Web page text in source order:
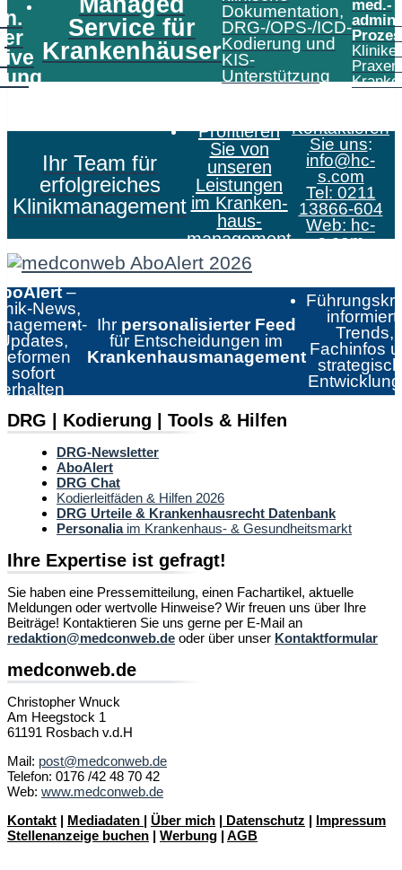
Service für
Krankenhäuser
Dokumentation,
DRG-/OPS-/ICD-
Kodierung und
KIS-
Unterstützung
med.-
Ihr Team für
erfolgreiches
Klinikmanagement
Profitieren
Sie von
unseren
Leistungen
im Kranken­
haus­
management
Kontaktieren
Sie uns:
info@hc-
s.com
Tel: 0211
13866-604
Web: hc-
s.com
–
News,
sofort
erhalten
Ihr personalisierter Feed
für Entscheidungen im
Krankenhausmanagement
informiert:
Trends,
Fachinfos
DRG | Kodierung | Tools & Hilfen
DRG-Newsletter
AboAlert
DRG Chat
Kodierleitfäden & Hilfen 2026
DRG Urteile & Krankenhausrecht Datenbank
Personaliaim Krankenhaus- & Gesundheitsmarkt
Ihre Expertise ist gefragt!
Sie haben eine Pressemitteilung, einen Fachartikel, aktuelle
Meldungen oder wertvolle Hinweise? Wir freuen uns über Ihre
Beiträge! Kontaktieren Sie uns gerne per E-Mail an
redaktion@medconweb.de oder über unser Kontaktformular
medconweb.de
Christopher Wnuck
Am Heegstock 1
61191 Rosbach v.d.H
Mail: post@medconweb.de
Telefon: 0176 /42 48 70 42
Web: www.medconweb.de
Kontakt | Mediadaten | Über mich | Datenschutz | Impressum
Stellenanzeige buchen | Werbung | AGB